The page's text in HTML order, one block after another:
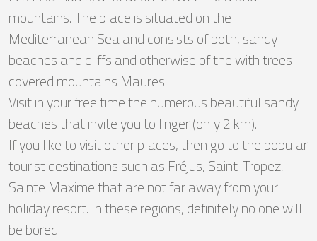
mountains. The place is situated on the
Mediterranean Sea and consists of both, sandy
beaches and cliffs and otherwise of the with trees
covered mountains Maures.
Visit in your free time the numerous beautiful sandy
beaches that invite you to linger (only 2 km).
If you like to visit other places, then go to the popular
tourist destinations such as Fréjus, Saint-Tropez,
Sainte Maxime that are not far away from your
holiday resort. In these regions, definitely no one will
be bored.